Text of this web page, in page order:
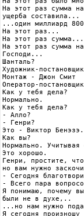
На этот раз сумма
ущерба составила...
...один миллиард
На этот раз...
На этот раз сумма...
На этот раз сумма
Господи...
Шанталь?
Художник-
Монтаж - Джон Смит
Оператор-
Как у тебя дела?
Нормально.
Как у тебя дела?
- Алло?
- Генри?
Это - Виктор Бенэзэ.
Как вы?
Нормально. Учитывая
Это хорошо.
Генри, простите,
но вам нужно
- Сегодня
- Всего пара
Я понимаю, почему
были не в духе,..
...но нам нужно
Я сегодня произношу